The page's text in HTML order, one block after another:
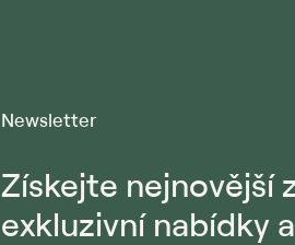
Newsletter
Získejte nejnovější
exkluzivní nabídky